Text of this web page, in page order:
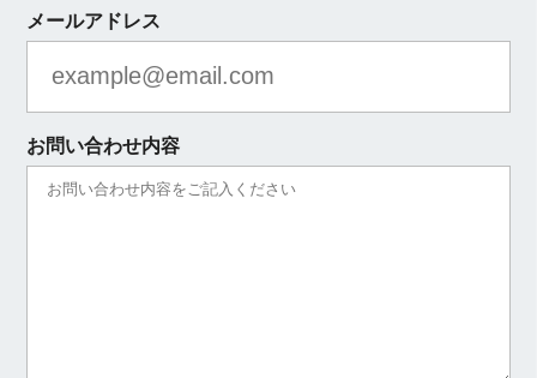
メールアドレス
お問い合わせ内容